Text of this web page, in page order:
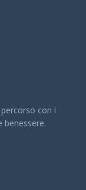
con i
benessere.